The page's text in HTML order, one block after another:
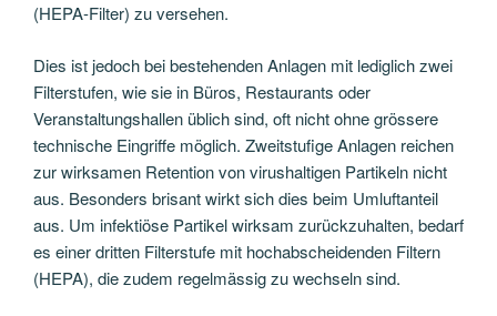
(HEPA-Filter) zu versehen.
Dies ist jedoch bei bestehenden Anlagen mit lediglich zwei
Filterstufen, wie sie in Büros, Restaurants oder
Veranstaltungshallen üblich sind, oft nicht ohne grössere
technische Eingriffe möglich. Zweitstufige Anlagen reichen
zur wirksamen Retention von virushaltigen Partikeln nicht
aus. Besonders brisant wirkt sich dies beim Umluftanteil
aus. Um infektiöse Partikel wirksam zurückzuhalten, bedarf
es einer dritten Filterstufe mit hochabscheidenden Filtern
(HEPA), die zudem regelmässig zu wechseln sind.